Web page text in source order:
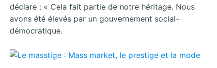
déclare : « Cela fait partie de notre héritage. Nous
avons été élevés par un gouvernement social-
démocratique.